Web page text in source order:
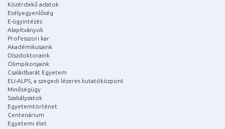
Közérdekű adatok
Esélyegyenlőség
E-ügyintézés
Alapítványok
Professzori kar
Akadémikusaink
Díszdoktoraink
Olimpikonjaink
Családbarát Egyetem
ELI-ALPS, a szegedi lézeres kutatóközpont
Minőségügy
Szabályzatok
Egyetemtörténet
Centenárium
Egyetemi élet